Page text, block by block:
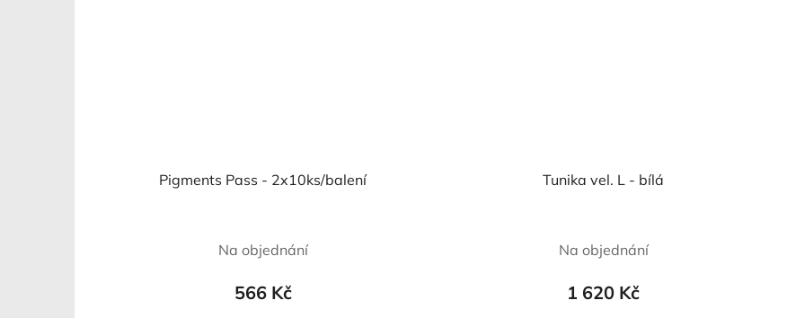
Pigments Pass - 2x10ks/balení
Na objednání
566 Kč
Tunika vel. L - bílá
Na objednání
1 620 Kč